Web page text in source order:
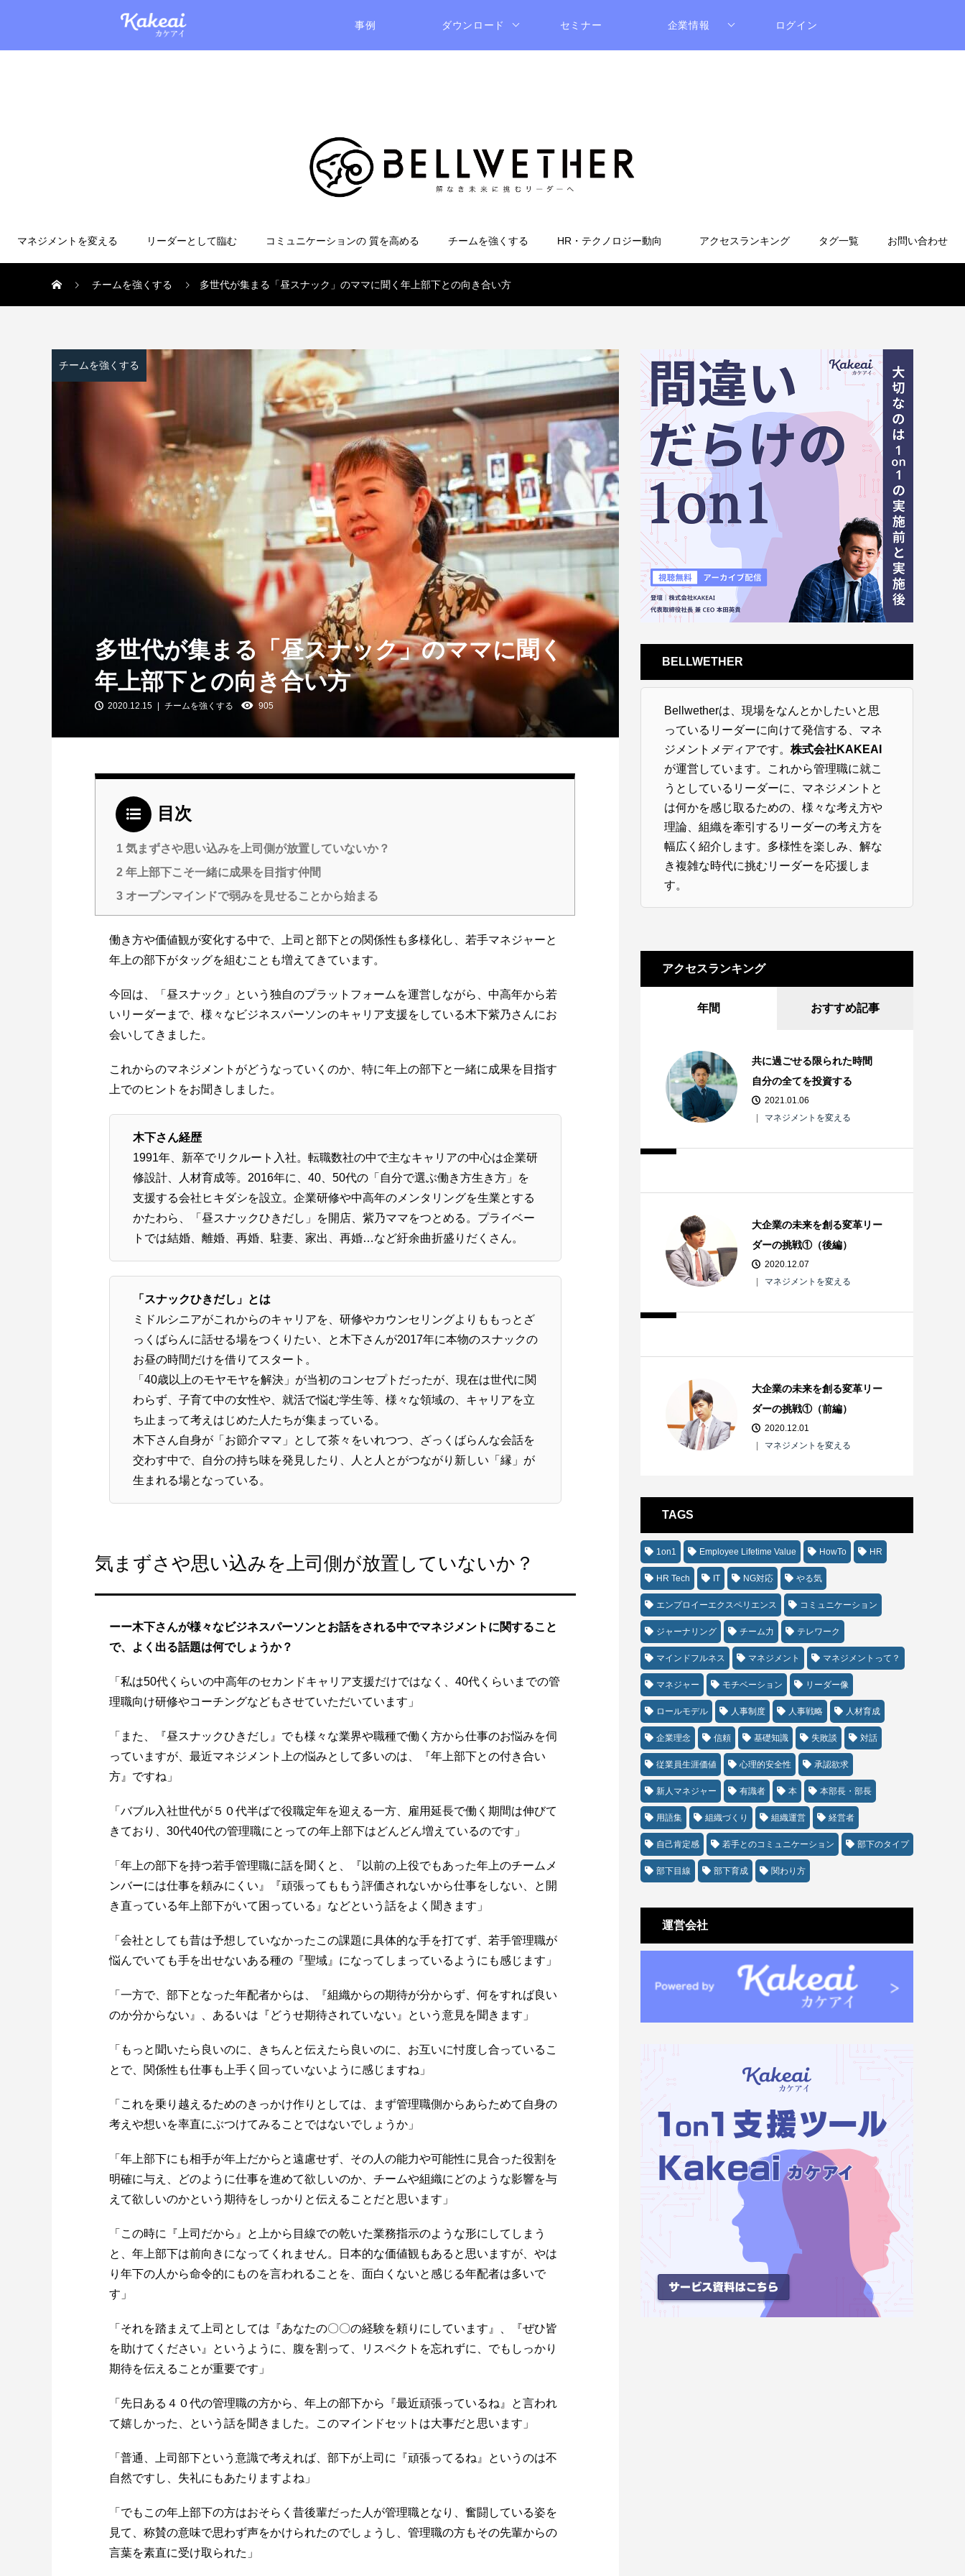
事例 ダウンロード セミナー 企業情報 ログイン
マネジメントを変える リーダーとして臨む コミュニケーションの 質を高める チームを強くする HR・テクノロジー動向 アクセスランキング タグ一覧 お問い合わせ
チームを強くする 多世代が集まる「昼スナック」のママに聞く年上部下との向き合い方
チームを強くする
多世代が集まる「昼スナック」のママに聞く
年上部下との向き合い方
2020.12.15 チームを強くする 905
目次
1 気まずさや思い込みを上司側が放置していないか？
2 年上部下こそ一緒に成果を目指す仲間
3 オープンマインドで弱みを見せることから始まる
働き方や価値観が変化する中で、上司と部下との関係性も多様化し、若手マネジャーと
年上の部下がタッグを組むことも増えてきています。
今回は、「昼スナック」という独自のプラットフォームを運営しながら、中高年から若
いリーダーまで、様々なビジネスパーソンのキャリア支援をしている木下紫乃さんにお
会いしてきました。
これからのマネジメントがどうなっていくのか、特に年上の部下と一緒に成果を目指す
上でのヒントをお聞きしました。
木下さん経歴
1991年、新卒でリクルート入社。転職数社の中で主なキャリアの中心は企業研
修設計、人材育成等。2016年に、40、50代の「自分で選ぶ働き方生き方」を
支援する会社ヒキダシを設立。企業研修や中高年のメンタリングを生業とする
かたわら、「昼スナックひきだし」を開店、紫乃ママをつとめる。プライベー
トでは結婚、離婚、再婚、駐妻、家出、再婚…など紆余曲折盛りだくさん。
「スナックひきだし」とは
ミドルシニアがこれからのキャリアを、研修やカウンセリングよりももっとざ
っくばらんに話せる場をつくりたい、と木下さんが2017年に本物のスナックの
お昼の時間だけを借りてスタート。
「40歳以上のモヤモヤを解決」が当初のコンセプトだったが、現在は世代に関
わらず、子育て中の女性や、就活で悩む学生等、様々な領域の、キャリアを立
ち止まって考えはじめた人たちが集まっている。
木下さん自身が「お節介ママ」として茶々をいれつつ、ざっくばらんな会話を
交わす中で、自分の持ち味を発見したり、人と人とがつながり新しい「縁」が
生まれる場となっている。
気まずさや思い込みを上司側が放置していないか？
ーー木下さんが様々なビジネスパーソンとお話をされる中でマネジメントに関すること
で、よく出る話題は何でしょうか？
「私は50代くらいの中高年のセカンドキャリア支援だけではなく、40代くらいまでの管
理職向け研修やコーチングなどもさせていただいています」
「また、『昼スナックひきだし』でも様々な業界や職種で働く方から仕事のお悩みを伺
っていますが、最近マネジメント上の悩みとして多いのは、『年上部下との付き合い
方』ですね」
「バブル入社世代が５０代半ばで役職定年を迎える一方、雇用延長で働く期間は伸びて
きており、30代40代の管理職にとっての年上部下はどんどん増えているのです」
「年上の部下を持つ若手管理職に話を聞くと、『以前の上役でもあった年上のチームメ
ンバーには仕事を頼みにくい』『頑張ってももう評価されないから仕事をしない、と開
き直っている年上部下がいて困っている』などという話をよく聞きます」
「会社としても昔は予想していなかったこの課題に具体的な手を打てず、若手管理職が
悩んでいても手を出せないある種の『聖域』になってしまっているようにも感じます」
「一方で、部下となった年配者からは、『組織からの期待が分からず、何をすれば良い
のか分からない』、あるいは『どうせ期待されていない』という意見を聞きます」
「もっと聞いたら良いのに、きちんと伝えたら良いのに、お互いに忖度し合っているこ
とで、関係性も仕事も上手く回っていないように感じますね」
「これを乗り越えるためのきっかけ作りとしては、まず管理職側からあらためて自身の
考えや想いを率直にぶつけてみることではないでしょうか」
「年上部下にも相手が年上だからと遠慮せず、その人の能力や可能性に見合った役割を
明確に与え、どのように仕事を進めて欲しいのか、チームや組織にどのような影響を与
えて欲しいのかという期待をしっかりと伝えることだと思います」
「この時に『上司だから』と上から目線での乾いた業務指示のような形にしてしまう
と、年上部下は前向きになってくれません。日本的な価値観もあると思いますが、やは
り年下の人から命令的にものを言われることを、面白くないと感じる年配者は多いで
す」
「それを踏まえて上司としては『あなたの〇〇の経験を頼りにしています』、『ぜひ皆
を助けてください』というように、腹を割って、リスペクトを忘れずに、でもしっかり
期待を伝えることが重要です」
「先日ある４０代の管理職の方から、年上の部下から『最近頑張っているね』と言われ
て嬉しかった、という話を聞きました。このマインドセットは大事だと思います」
「普通、上司部下という意識で考えれば、部下が上司に『頑張ってるね』というのは不
自然ですし、失礼にもあたりますよね」
「でもこの年上部下の方はおそらく昔後輩だった人が管理職となり、奮闘している姿を
見て、称賛の意味で思わず声をかけられたのでしょうし、管理職の方もその先輩からの
言葉を素直に受け取られた」
BELLWETHER
Bellwetherは、現場をなんとかしたいと思
っているリーダーに向けて発信する、マネ
ジメントメディアです。 株式会社KAKEAI
が運営しています。これから管理職に就こ
うとしているリーダーに、マネジメントと
は何かを感じ取るための、様々な考え方や
理論、組織を牽引するリーダーの考え方を
幅広く紹介します。多様性を楽しみ、解な
き複雑な時代に挑むリーダーを応援しま
す。
アクセスランキング
年間 おすすめ記事
共に過ごせる限られた時間
自分の全てを投資する
2021.01.06
マネジメントを変える
大企業の未来を創る変革リー
ダーの挑戦①（後編）
2020.12.07
マネジメントを変える
大企業の未来を創る変革リー
ダーの挑戦①（前編）
2020.12.01
マネジメントを変える
TAGS
1on1 Employee Lifetime Value HowTo HR
HR Tech IT NG対応 やる気
エンプロイーエクスペリエンス コミュニケーション
ジャーナリング チーム力 テレワーク
マインドフルネス マネジメント マネジメントって？
マネジャー モチベーション リーダー像
ロールモデル 人事制度 人事戦略 人材育成
企業理念 信頼 基礎知識 失敗談 対話
従業員生涯価値 心理的安全性 承認欲求
新人マネジャー 有識者 本 本部長・部長
用語集 組織づくり 組織運営 経営者
自己肯定感 若手とのコミュニケーション 部下のタイプ
部下目線 部下育成 関わり方
運営会社